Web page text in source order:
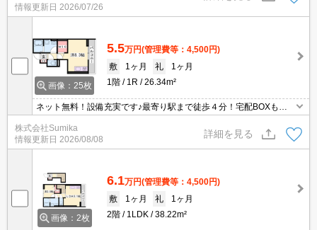
ています☆42.14㎡ある専有面積で暮らせます☆
情報更新日 2026/07/26
画像：25枚
5.5万円(管理費等：4,500円)
敷
1ヶ月 礼
1ヶ月
1階
1R 26.34m²
ネット無料！設備充実です♪最寄り駅まで徒歩４分！宅配BOXも各
戸付いてます☆
株式会社Sumika
情報更新日 2026/08/08
詳細を見る
画像：2枚
6.1万円(管理費等：4,500円)
敷
1ヶ月 礼
1ヶ月
2階
1LDK 38.22m²